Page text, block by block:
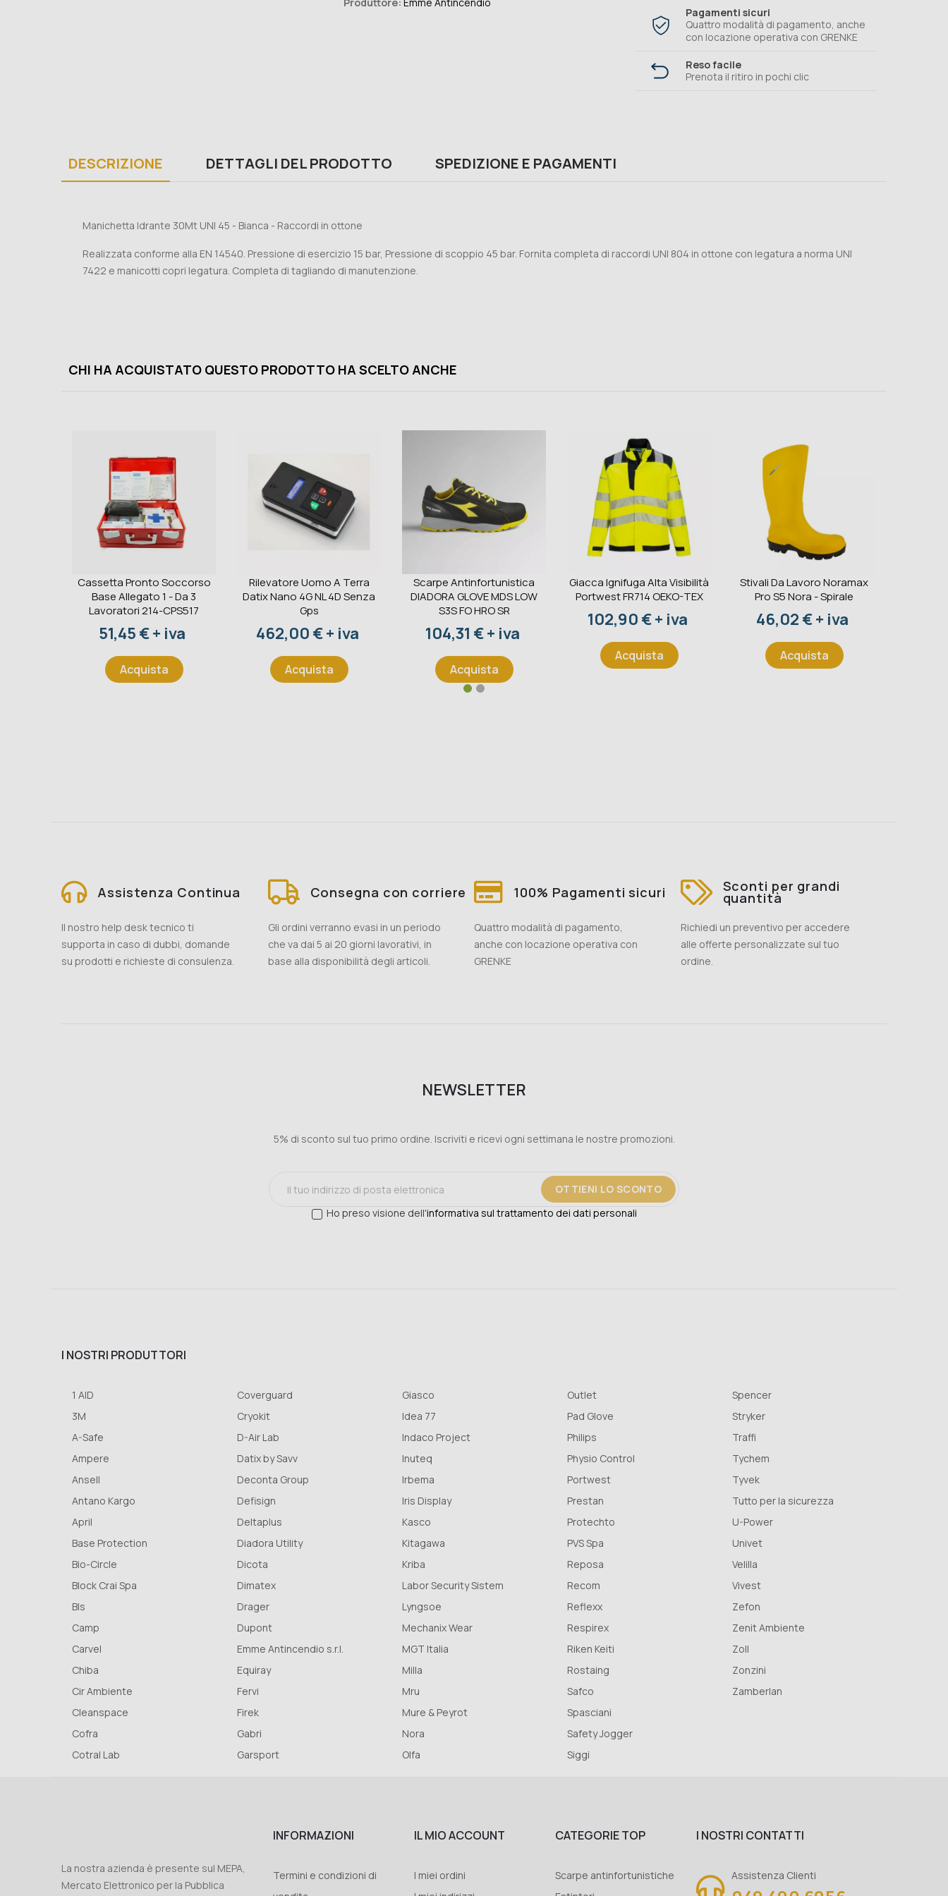
Produttore: Emme Antincendio
Pagamenti sicuri
Quattro modalità di pagamento, anche
con locazione operativa con GRENKE
Reso facile
Prenota il ritiro in pochi clic
DESCRIZIONE DETTAGLI DEL PRODOTTO SPEDIZIONE E PAGAMENTI
Manichetta Idrante 30Mt UNI 45 - Bianca - Raccordi in ottone
Realizzata conforme alla EN 14540. Pressione di esercizio 15 bar, Pressione di scoppio 45 bar. Fornita completa di raccordi UNI 804 in ottone con legatura a norma UNI
7422 e manicotti copri legatura. Completa di tagliando di manutenzione.
CHI HA ACQUISTATO QUESTO PRODOTTO HA SCELTO ANCHE
Cassetta Pronto Soccorso
Base Allegato 1 - Da 3
Lavoratori 214-CPS517
Prezzo
51,45 € + iva
Acquista
Rilevatore Uomo A Terra
Datix Nano 4G NL 4D Senza
Gps
Prezzo
462,00 € + iva
Acquista
Scarpe Antinfortunistica
DIADORA GLOVE MDS LOW
S3S FO HRO SR
Prezzo
104,31 € + iva
Acquista
Giacca Ignifuga Alta Visibilità
Portwest FR714 OEKO-TEX
Prezzo
102,90 € + iva
Acquista
Stivali Da Lavoro Noramax
Pro S5 Nora - Spirale
Prezzo
46,02 € + iva
Acquista
Assistenza Continua
Il nostro help desk tecnico ti
supporta in caso di dubbi, domande
su prodotti e richieste di consulenza.
Consegna con corriere
Gli ordini verranno evasi in un periodo
che va dai 5 ai 20 giorni lavorativi, in
base alla disponibilità degli articoli.
100% Pagamenti sicuri
Quattro modalità di pagamento,
anche con locazione operativa con
GRENKE
Sconti per grandi
quantità
Richiedi un preventivo per accedere
alle offerte personalizzate sul tuo
ordine.
NEWSLETTER
5% di sconto sul tuo primo ordine. Iscriviti e ricevi ogni settimana le nostre promozioni.
OTTIENI LO SCONTO
Ho preso visione dell'informativa sul trattamento dei dati personali
I NOSTRI PRODUTTORI
1 AID
3M
A-Safe
Ampere
Ansell
Antano Kargo
April
Base Protection
Bio-Circle
Block Crai Spa
Bls
Camp
Carvel
Chiba
Cir Ambiente
Cleanspace
Cofra
Cotral Lab
Coverguard
Cryokit
D-Air Lab
Datix by Savv
Deconta Group
Defisign
Deltaplus
Diadora Utility
Dicota
Dimatex
Drager
Dupont
Emme Antincendio s.r.l.
Equiray
Fervi
Firek
Gabri
Garsport
Giasco
Idea 77
Indaco Project
Inuteq
Irbema
Iris Display
Kasco
Kitagawa
Kriba
Labor Security Sistem
Lyngsoe
Mechanix Wear
MGT Italia
Milla
Mru
Mure & Peyrot
Nora
Olfa
Outlet
Pad Glove
Philips
Physio Control
Portwest
Prestan
Protechto
PVS Spa
Reposa
Recom
Reflexx
Respirex
Riken Keiti
Rostaing
Safco
Spasciani
Safety Jogger
Siggi
Spencer
Stryker
Traffi
Tychem
Tyvek
Tutto per la sicurezza
U-Power
Univet
Velilla
Vivest
Zefon
Zenit Ambiente
Zoll
Zonzini
Zamberlan
La nostra azienda è presente sul MEPA,
Mercato Elettronico per la Pubblica
INFORMAZIONI
Termini e condizioni di
IL MIO ACCOUNT
I miei ordini
CATEGORIE TOP
Scarpe antinfortunistiche
I NOSTRI CONTATTI
Assistenza Clienti